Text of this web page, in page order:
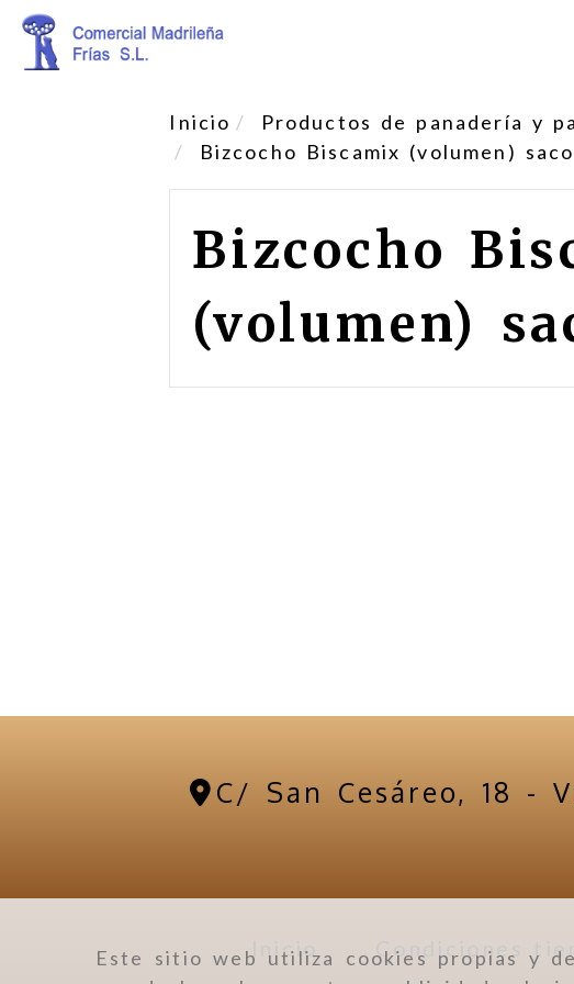
Este sitio web utiliza cookies propias y
Inicio Productos de panadería y
Bizcocho Biscamix (volumen)
Bizcocho
(volumen)
C/ San Cesáreo, 18 -
Inicio Condiciones